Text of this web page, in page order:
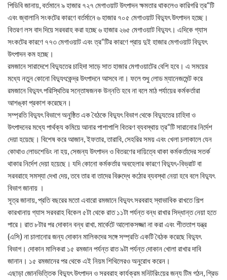
পিডিবি জানায়, বর্তমানে ৯ হাজার ৭২৭ মেগাওয়াট উৎপাদন ক্ষমতার থাকলেও কারিগরি ত্র“টি
এবং জ্বালানি সংকটের কারণে বর্তর্মানে ৬ হাজার ৭০৫ মেগাওয়াট বিদ্যুৎ উৎপাদন হচ্ছে।
বিতরণ লস বাদ দিয়ে সরবরাহ করা হচ্ছে ৬ হাজার ২৬৫ মেগাওয়াট বিদ্যুৎ। এদিকে গ্যাস
সংকটের কারণে ৭৭৩ মেগাওয়াট এবং ত্র“টির কারণে প্রায় দুই হাজার মেগাওয়াট বিদ্যুৎ
উৎপাদন কম হচ্ছে।
রমজানে সারাদেশে বিদ্যুতের চাহিদা সাড়ে সাত হাজার মেগাওয়াটের বেশি হবে। এ সময়ের
মধ্যে নতুন কোনো বিদ্যুৎকেন্দ্র উৎপাদনে আসবে না। ফলে শুধু লোড ম্যানেজমেন্ট করে
রমজানে বিদ্যুৎ পরিস্থিতির সন্তোষজনক উন্নতি হবে না বলে মাঠ পর্যায়ের কর্মকর্তারা
আশঙ্কা প্রকাশ করেছেন।
সম্প্রতি বিদ্যুৎ বিভাগে অনুষ্ঠিত এক বৈঠকে বিদ্যুৎ বিভাগ থেকে বিদ্যুতের চাহিদা ও
উৎপাদনের মধ্যে পার্থক্য কমিয়ে আনার পাশাপাশি বিতরণ ব্যবস্থায় ত্র“টি সারানোর নির্দেশ
দেয়া হয়েছে। বিশেষ করে আজান, ইফতার, তারাবি, সেহরির সময় এবং খেলা চলাকালে যেন
কোথাও লোডশেডিং না হয়, সেজন্য উৎপাদন ও বিতরণের দায়িত্বে থাকা কর্মকর্তাদের সতর্ক
থাকার নির্দেশ দেয়া হয়েছে। যদি কোনো কর্মকর্তার অবহেলার কারণে বিদ্যুৎ-বিভ্রাট বা
সরবরাহে সমস্যা দেখা দেয়, তবে তার বা তাদের বিরুদ্ধে কঠোর ব্যবস্থা নেয়া হবে বলে বিদ্যুৎ
বিভাগ জানায় ।
সূত্র জানায়, প্রতি বছরের মতো এবারো রমজানে বিদ্যুৎ সরবরাহ স্বাভাবিক রাখতে শিল্প
কারখানায় গ্যাস সরবরাহ বিকেল ৫টা থেকে রাত ১১টা পর্যন্ত বন্ধ রাখার সিদ্ধান্ত নেয়া হতে
পারে। রাত ৮টার পর দোকান বন্ধ রাখা. মার্কেটে আলোকসজ্জা না করা এবং শীততাপ যন্ত্র
(এসি) না চালানোর জন্য দোকান মালিকদের সঙ্গে সম্প্রতি একটি বৈঠক করেছে বিদ্যুৎ
বিভাগ। দোকান মালিকরা ১৫ রমজান পর্যন্ত রাত ৯টা পর্যন্ত দোকান খোলা রাখার দাবি
জানান। ১৫ রমজানের পর থেকে এই নিয়ম শিথিলেরও অনুরোধ করেন।
এছাড়া জোনভিত্তিক বিদ্যুৎ উৎপাদন ও সরবরাহ কার্যক্রম মনিটরিংয়ের জন্য টিম গঠন, গ্রিড